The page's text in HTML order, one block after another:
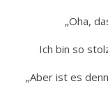
„Oha,
Ich bin so
„Aber ist es